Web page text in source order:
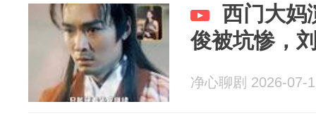
西门大妈
俊被坑惨，
净心聊剧 2026-07-